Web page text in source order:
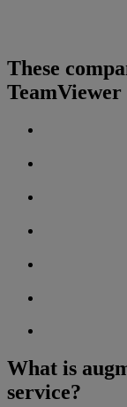
These
TeamViewer
What is
service?